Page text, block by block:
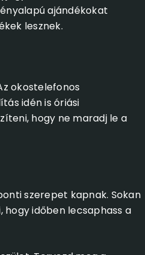
ajándékokat
lesznek.
okostelefonos
idén is óriási
hogy ne maradj le a
szerepet kapnak. Sokan
időben lecsaphass a